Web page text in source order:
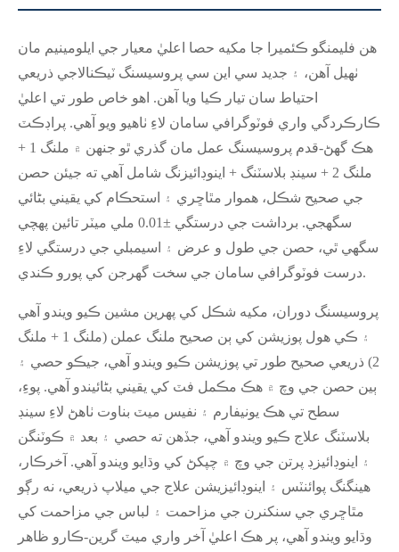
هن فليمنگو ڪئميرا جا مکيه حصا اعليٰ معيار جي ايلومينيم مان
ٺهيل آهن، ۽ جديد سي اين سي پروسيسنگ ٽيڪنالاجي ذريعي
احتياط سان تيار ڪيا ويا آهن. اهو خاص طور تي اعليٰ
ڪارڪردگي واري فوٽوگرافي سامان لاءِ ٺاهيو ويو آهي. پراڊڪٽ
هڪ گھڻ-قدم پروسيسنگ عمل مان گذري ٿو جنهن ۾ ملنگ 1 +
ملنگ 2 + سينڊ بلاسٽنگ + اينوڊائيزنگ شامل آهي ته جيئن حصن
جي صحيح شڪل، هموار مٿاڇري ۽ استحڪام کي يقيني بڻائي
سگهجي. برداشت جي درستگي ±0.01 ملي ميٽر تائين پهچي
سگهي ٿي، حصن جي طول و عرض ۽ اسيمبلي جي درستگي لاءِ
درست فوٽوگرافي سامان جي سخت گهرجن کي پورو ڪندي.
پروسيسنگ دوران، مکيه شڪل کي پهرين مشين ڪيو ويندو آهي
۽ ڪي هول پوزيشن کي ٻن صحيح ملنگ عملن (ملنگ 1 + ملنگ
2) ذريعي صحيح طور تي پوزيشن ڪيو ويندو آهي، جيڪو حصي ۽
ٻين حصن جي وچ ۾ هڪ مڪمل فٽ کي يقيني بڻائيندو آهي. پوءِ،
سطح تي هڪ يونيفارم ۽ نفيس ميٽ بناوت ٺاهڻ لاءِ سينڊ
بلاسٽنگ علاج ڪيو ويندو آهي، جڏهن ته حصي ۽ بعد ۾ ڪوٽنگن
۽ اينوڊائيزڊ پرتن جي وچ ۾ چپکڻ کي وڌايو ويندو آهي. آخرڪار،
هينگنگ پوائنٽس ۽ اينوڊائيزيشن علاج جي ميلاپ ذريعي، نه رڳو
مٿاڇري جي سنکنرن جي مزاحمت ۽ لباس جي مزاحمت کي
وڌايو ويندو آهي، پر هڪ اعليٰ آخر واري ميٽ گرين-ڪارو ظاهر